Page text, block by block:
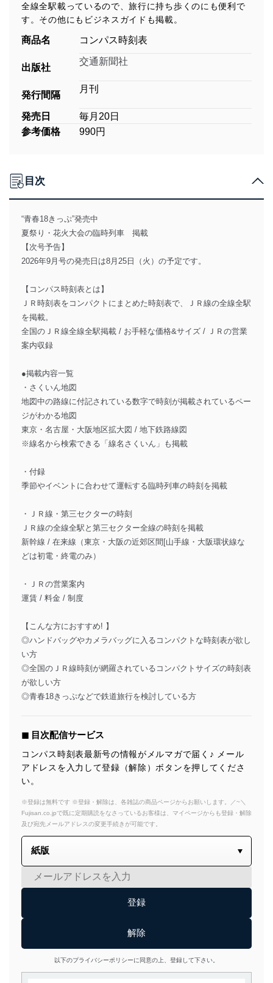
全線全駅載っているので、旅行に持ち歩くのにも便利で
す。その他にもビジネスガイドも掲載。
商品名 コンパス時刻表
出版社
交通新聞社
発行間隔
月刊
発売日
毎月20日
参考価格
990円
目次
“青春18きっぷ”発売中
夏祭り・花火大会の臨時列車 掲載
【次号予告】
2026年9月号の発売日は8月25日（火）の予定です。
【コンパス時刻表とは】
ＪＲ時刻表をコンパクトにまとめた時刻表で、ＪＲ線の全線全駅
を掲載。
全国のＪＲ線全線全駅掲載 / お手軽な価格&サイズ / ＪＲの営業
案内収録
●掲載内容一覧
・さくいん地図
地図中の路線に付記されている数字で時刻が掲載されているペー
ジがわかる地図
東京・名古屋・大阪地区拡大図 / 地下鉄路線図
※線名から検索できる「線名さくいん」も掲載
・付録
季節やイベントに合わせて運転する臨時列車の時刻を掲載
・ＪＲ線・第三セクターの時刻
ＪＲ線の全線全駅と第三セクター全線の時刻を掲載
新幹線 / 在来線（東京・大阪の近郊区間[山手線・大阪環状線な
どは初電・終電のみ）
・ＪＲの営業案内
運賃 / 料金 / 制度
【こんな方におすすめ! 】
◎ハンドバッグやカメラバッグに入るコンパクトな時刻表が欲し
い方
◎全国のＪＲ線時刻が網羅されているコンパクトサイズの時刻表
が欲しい方
◎青春18きっぷなどで鉄道旅行を検討している方
◼︎ 目次配信サービス
コンパス時刻表最新号の情報がメルマガで届く♪ メール
アドレスを入力して登録（解除）ボタンを押してくださ
い。
※登録は無料です ※登録・解除は、各雑誌の商品ページからお願いします。／~＼
Fujisan.co.jpで既に定期購読をなさっているお客様は、マイページからも登録・解除
及び宛先メールアドレスの変更手続きが可能です。
以下のプライバシーポリシーに同意の上、登録して下さい。